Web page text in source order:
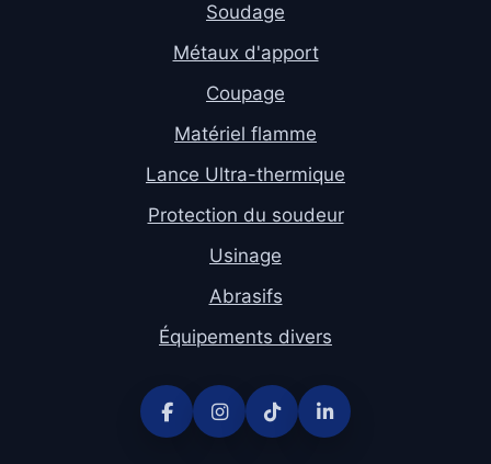
Soudage
Métaux d'apport
Coupage
Matériel flamme
Lance Ultra-thermique
Protection du soudeur
Usinage
Abrasifs
Équipements divers